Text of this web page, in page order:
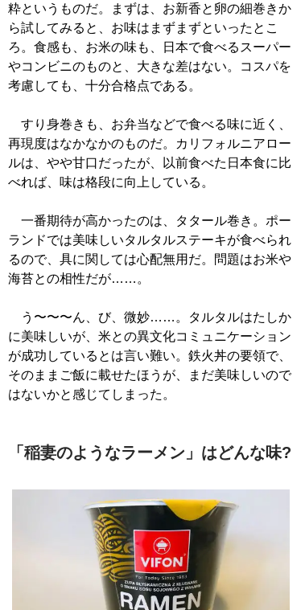
粋というものだ。まずは、お新香と卵の細巻きか
ら試してみると、お味はまずまずといったとこ
ろ。食感も、お米の味も、日本で食べるスーパー
やコンビニのものと、大きな差はない。コスパを
考慮しても、十分合格点である。
すり身巻きも、お弁当などで食べる味に近く、
再現度はなかなかのものだ。カリフォルニアロー
ルは、やや甘口だったが、以前食べた日本食に比
べれば、味は格段に向上している。
一番期待が高かったのは、タタール巻き。ポー
ランドでは美味しいタルタルステーキが食べられ
るので、具に関しては心配無用だ。問題はお米や
海苔との相性だが……。
う〜〜〜ん、び、微妙……。タルタルはたしか
に美味しいが、米との異文化コミュニケーション
が成功しているとは言い難い。鉄火丼の要領で、
そのままご飯に載せたほうが、まだ美味しいので
はないかと感じてしまった。
「稲妻のようなラーメン」はどんな味?